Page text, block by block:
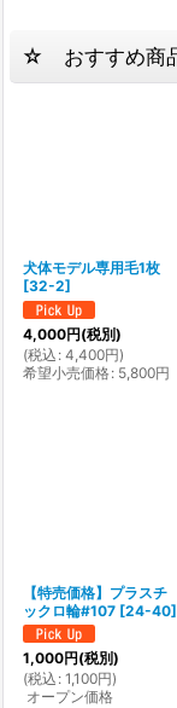
☆ おすすめ
犬体モデル専用毛1枚
[32-2]
4,000円(税別)
(税込 : 4,400円)
希望小売価格: 5,800円
【特売価格】プラスチ
ックロ輪#107 [24-40]
1,000円(税別)
(税込 : 1,100円)
オープン価格